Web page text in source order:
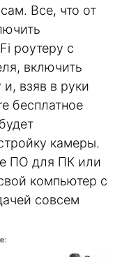
Все, что от
роутеру с
включить
взяв в руки
бесплатное
камеры.
ПО для ПК или
компьютер с
совсем